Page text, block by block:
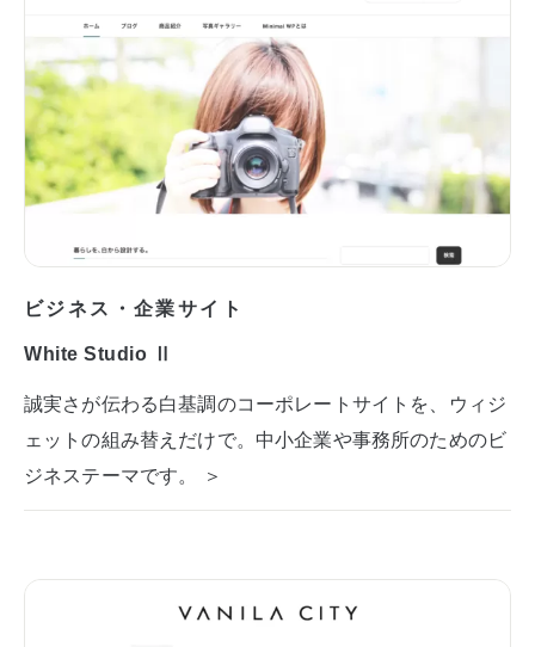
ビジネス・企業サイト
White Studio Ⅱ
誠実さが伝わる白基調のコーポレートサイトを、ウィジ
ェットの組み替えだけで。中小企業や事務所のためのビ
ジネステーマです。 ＞